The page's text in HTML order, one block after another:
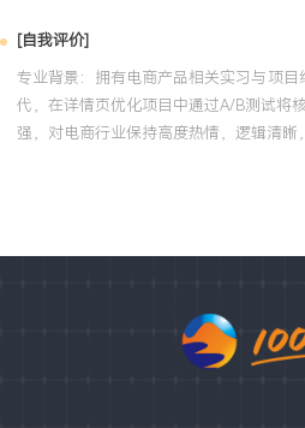
[自我评价]
专业背景：拥有电商产品相关实习与项
代，在详情页优化项目中通过A/B测试将
强，对电商行业保持高度热情，逻辑清